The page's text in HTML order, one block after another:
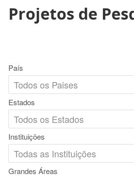
Projetos de
País
Estados
Instituições
Grandes Áreas